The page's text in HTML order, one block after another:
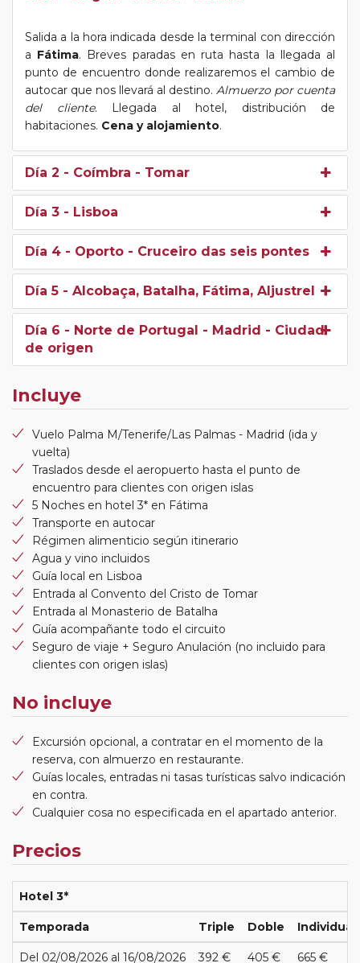
Salida a la hora indicada desde la terminal con dirección
a Fátima. Breves paradas en ruta hasta la llegada al
punto de encuentro donde realizaremos el cambio de
autocar que nos llevará al destino. Almuerzo por cuenta
del cliente. Llegada al hotel, distribución de
habitaciones. Cena y alojamiento.
Día 2 - Coímbra - Tomar
Día 3 - Lisboa
Día 4 - Oporto - Cruceiro das seis pontes
Día 5 - Alcobaça, Batalha, Fátima, Aljustrel
Día 6 - Norte de Portugal - Madrid - Ciudad
de origen
Incluye
Vuelo Palma M/Tenerife/Las Palmas - Madrid (ida y
vuelta)
Traslados desde el aeropuerto hasta el punto de
encuentro para clientes con origen islas
5 Noches en hotel 3* en Fátima
Transporte en autocar
Régimen alimenticio según itinerario
Agua y vino incluidos
Guía local en Lisboa
Entrada al Convento del Cristo de Tomar
Entrada al Monasterio de Batalha
Guía acompañante todo el circuito
Seguro de viaje + Seguro Anulación (no incluido para
clientes con origen islas)
No incluye
Excursión opcional, a contratar en el momento de la
reserva, con almuerzo en restaurante.
Guías locales, entradas ni tasas turísticas salvo indicación
en contra.
Cualquier cosa no especificada en el apartado anterior.
Precios
Hotel 3*
Temporada Triple Doble Individual
Del 02/08/2026 al 16/08/2026 392 € 405 € 665 €